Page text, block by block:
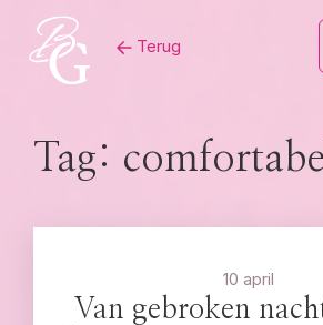
content
Terug
Tag:
10 april
Van gebroken